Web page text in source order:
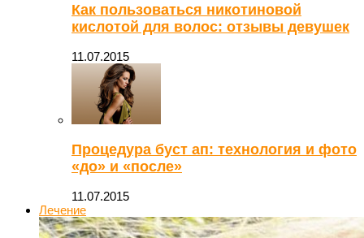
Как пользоваться никотиновой
кислотой для волос: отзывы девушек
11.07.2015
Процедура буст ап: технология и фото
«до» и «после»
11.07.2015
Лечение